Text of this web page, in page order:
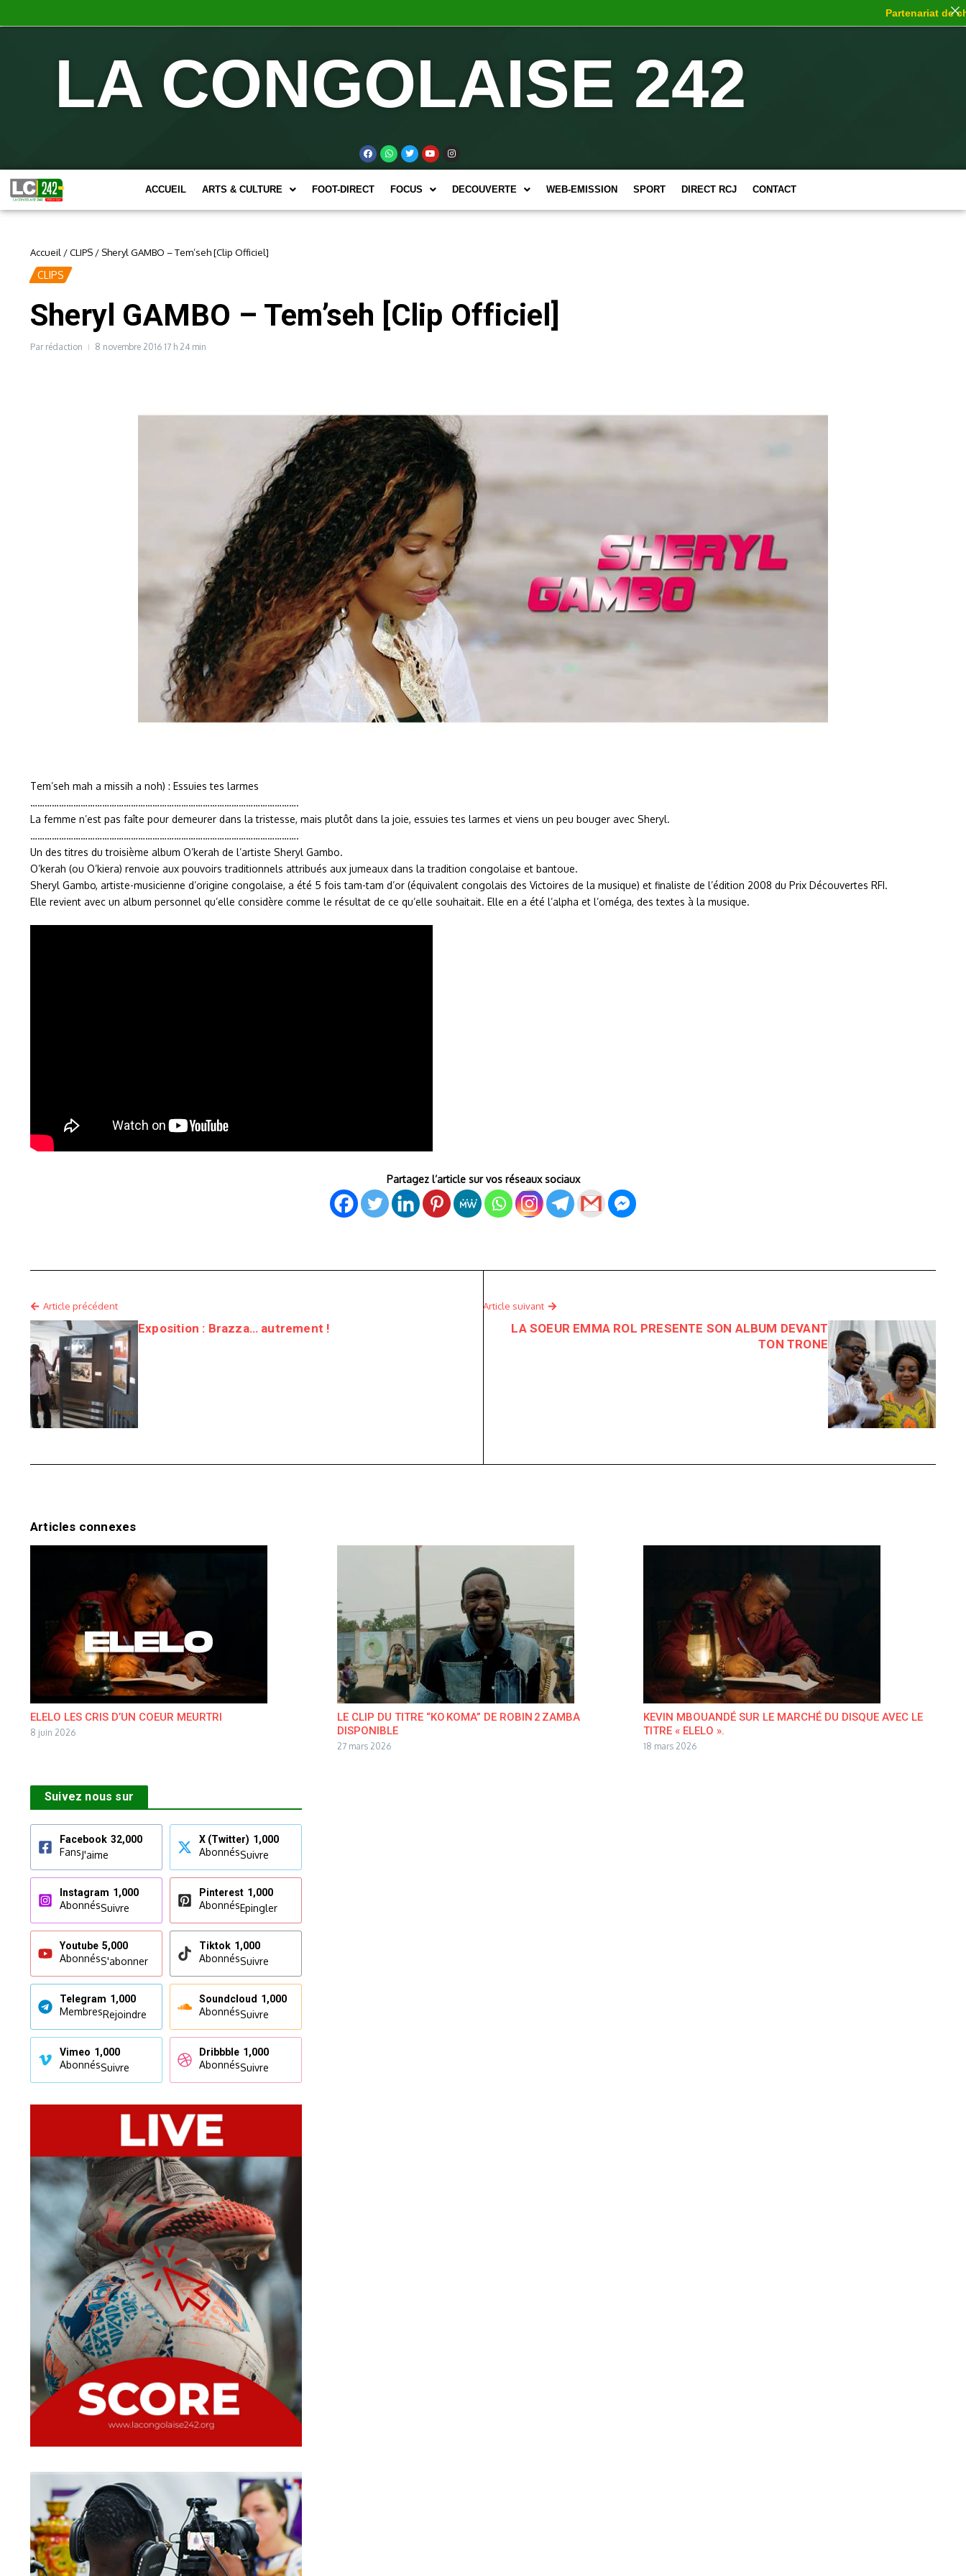
LA CONGOLAISE 242
ACCUEIL ARTS & CULTURE FOOT-DIRECT FOCUS DECOUVERTE WEB-EMISSION SPORT DIRECT RCJ CONTACT
Accueil /CLIPS / Sheryl GAMBO – Tem’seh [Clip Officiel]
CLIPS
Sheryl GAMBO – Tem’seh [Clip Officiel]
Par rédaction 8 novembre 2016 17 h 24 min
Tem’seh mah a missih a noh) : Essuies tes larmes
………………………………………………………………………………………………….
La femme n’est pas faîte pour demeurer dans la tristesse, mais plutôt dans la joie, essuies tes larmes et viens un peu bouger avec Sheryl.
………………………………………………………………………………………………….
Un des titres du troisième album O’kerah de l’artiste Sheryl Gambo.
O’kerah (ou O’kiera) renvoie aux pouvoirs traditionnels attribués aux jumeaux dans la tradition congolaise et bantoue.
Sheryl Gambo, artiste-musicienne d’origine congolaise, a été 5 fois tam-tam d’or (équivalent congolais des Victoires de la musique) et finaliste de l’édition 2008 du Prix Découvertes RFI.
Elle revient avec un album personnel qu’elle considère comme le résultat de ce qu’elle souhaitait. Elle en a été l’alpha et l’oméga, des textes à la musique.
Partagez l’article sur vos réseaux sociaux
Article précédent
Exposition : Brazza… autrement !
Article suivant
LA SOEUR EMMA ROL PRESENTE SON ALBUM DEVANT
TON TRONE
Articles connexes
ELELO LES CRIS D’UN COEUR MEURTRI
8 juin 2026
LE CLIP DU TITRE “KO KOMA” DE ROBIN 2 ZAMBA
DISPONIBLE
27 mars 2026
KEVIN MBOUANDÉ SUR LE MARCHÉ DU DISQUE AVEC LE
TITRE « ELELO ».
18 mars 2026
Suivez nous sur
Facebook 32,000
FansJ'aime
X (Twitter) 1,000
AbonnésSuivre
Instagram 1,000
AbonnésSuivre
Pinterest 1,000
AbonnésEpingler
Youtube 5,000
AbonnésS'abonner
Tiktok 1,000
AbonnésSuivre
Telegram 1,000
MembresRejoindre
Soundcloud 1,000
AbonnésSuivre
Vimeo 1,000
AbonnésSuivre
Dribbble 1,000
AbonnésSuivre
Partenariat de choc :